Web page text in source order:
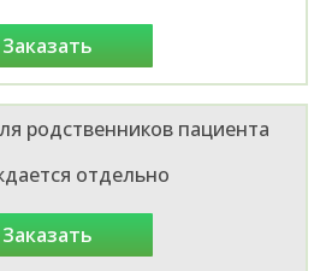
заказать
родственников пациента
отдельно
заказать